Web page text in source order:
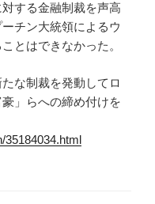
する金融制裁を声高
チン大統領によるウ
とはできなかった。
な制裁を発動してロ
」らへの締め付けを
35184034.html